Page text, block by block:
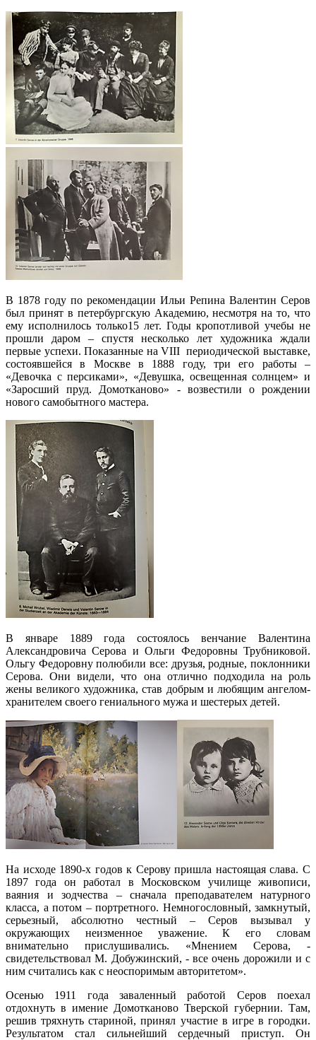
В 1878 году по рекомендации Ильи Репина Валентин Серов
был принят в петербургскую Академию, несмотря на то, что
ему исполнилось только15 лет. Годы кропотливой учебы не
прошли даром – спустя несколько лет художника ждали
первые успехи. Показанные на VIII периодической выставке,
состоявшейся в Москве в 1888 году, три его работы –
«Девочка с персиками», «Девушка, освещенная солнцем» и
«Заросший пруд. Домотканово» - возвестили о рождении
нового самобытного мастера.
В январе 1889 года состоялось венчание Валентина
Александровича Серова и Ольги Федоровны Трубниковой.
Ольгу Федоровну полюбили все: друзья, родные, поклонники
Серова. Они видели, что она отлично подходила на роль
жены великого художника, став добрым и любящим ангелом-
хранителем своего гениального мужа и шестерых детей.
На исходе 1890-х годов к Серову пришла настоящая слава. С
1897 года он работал в Московском училище живописи,
ваяния и зодчества – сначала преподавателем натурного
класса, а потом – портретного. Немногословный, замкнутый,
серьезный, абсолютно честный – Серов вызывал у
окружающих неизменное уважение. К его словам
внимательно прислушивались. «Мнением Серова, -
свидетельствовал М. Добужинский, - все очень дорожили и с
ним считались как с неоспоримым авторитетом».
Осенью 1911 года заваленный работой Серов поехал
отдохнуть в имение Домотканово Тверской губернии. Там,
решив тряхнуть стариной, принял участие в игре в городки.
Результатом стал сильнейший сердечный приступ. Он